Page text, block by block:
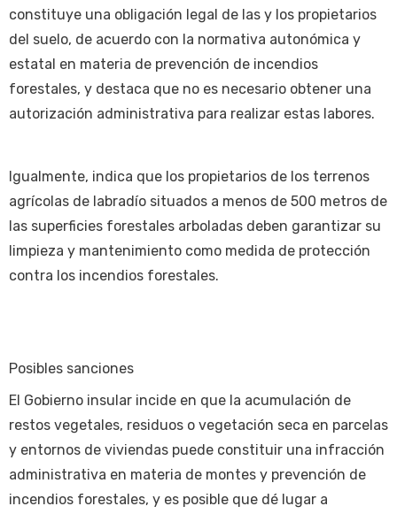
constituye una obligación legal de las y los propietarios
del suelo, de acuerdo con la normativa autonómica y
estatal en materia de prevención de incendios
forestales, y destaca que no es necesario obtener una
autorización administrativa para realizar estas labores.
Igualmente, indica que los propietarios de los terrenos
agrícolas de labradío situados a menos de 500 metros de
las superficies forestales arboladas deben garantizar su
limpieza y mantenimiento como medida de protección
contra los incendios forestales.
Posibles sanciones
El Gobierno insular incide en que la acumulación de
restos vegetales, residuos o vegetación seca en parcelas
y entornos de viviendas puede constituir una infracción
administrativa en materia de montes y prevención de
incendios forestales, y es posible que dé lugar a